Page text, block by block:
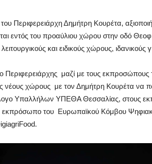
Περιφερειάρχη Δημήτρη Κουρέτα,
εντός του προαύλιου χώρου στην οδό
και ειδικούς χώρους,
ο Περιφερειάρχης μαζί με τους
νέους χώρους με τον Δημήτρη Κουρέτα να
Υπαλλήλων ΥΠΕΘΑ Θεσσαλίας, στους
εκπρόσωπο του Ευρωπαϊκού Κόμβου